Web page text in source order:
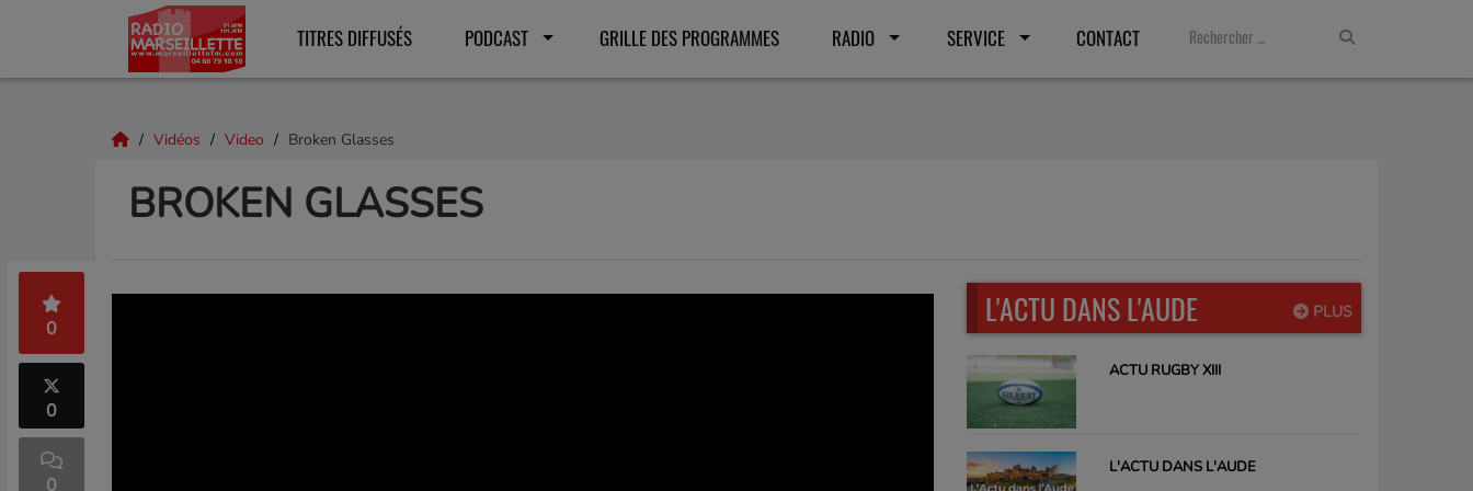
TITRES DIFFUSÉS PODCAST GRILLE DES PROGRAMMES RADIO SERVICE CONTACT
Vidéos Video Broken Glasses
BROKEN GLASSES
0
0
0
PLUS
L'ACTU DANS L'AUDE
ACTU RUGBY XIII
L'ACTU DANS L'AUDE